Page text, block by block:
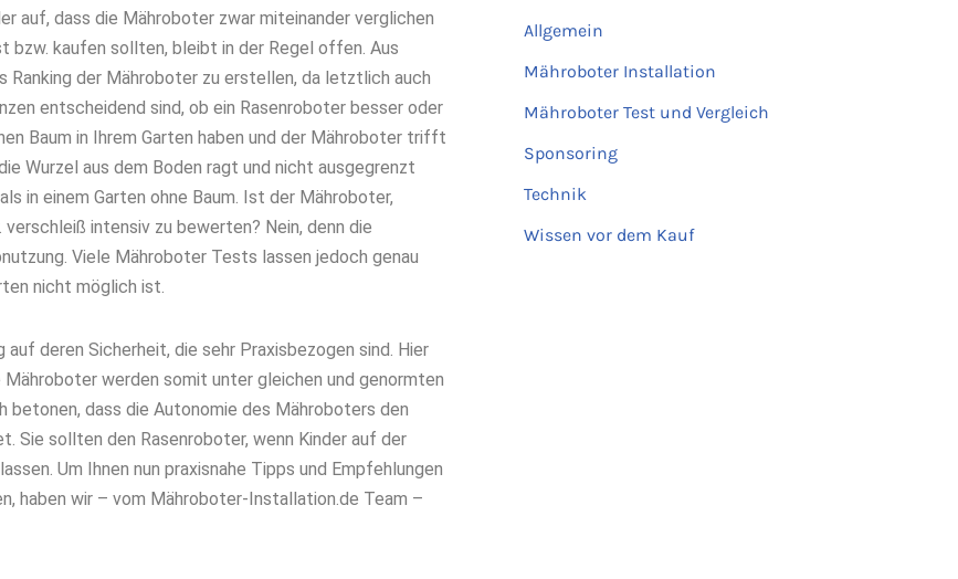
auf, dass die Mähroboter zwar miteinander verglichen
bzw. kaufen sollten, bleibt in der Regel offen. Aus
der Mähroboter zu erstellen, da letztlich auch
entscheidend sind, ob ein Rasenroboter besser oder
Baum in Ihrem Garten haben und der Mähroboter trifft
Wurzel aus dem Boden ragt und nicht ausgegrenzt
in einem Garten ohne Baum. Ist der Mähroboter,
intensiv zu bewerten? Nein, denn die
Viele Mähroboter Tests lassen jedoch genau
nicht möglich ist.
deren Sicherheit, die sehr Praxisbezogen sind. Hier
werden somit unter gleichen und genormten
dass die Autonomie des Mähroboters den
Sie sollten den Rasenroboter, wenn Kinder auf der
Um Ihnen nun praxisnahe Tipps und Empfehlungen
haben wir – vom Mähroboter-Installation.de Team –
Allgemein
Mähroboter Installation
Mähroboter Test und Vergleich
Sponsoring
Technik
Wissen vor dem Kauf